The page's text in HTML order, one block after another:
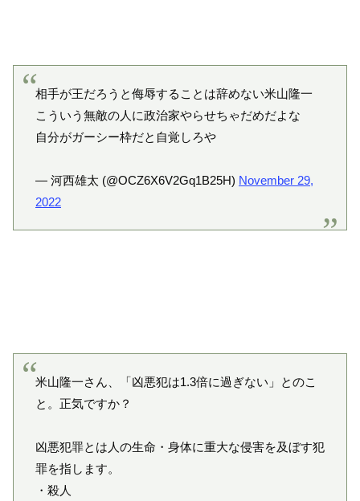
相手が王だろうと侮辱することは辞めない米山隆一
こういう無敵の人に政治家やらせちゃだめだよな
自分がガーシー枠だと自覚しろや
— 河西雄太 (@OCZ6X6V2Gq1B25H) November 29,
2022
米山隆一さん、「凶悪犯は1.3倍に過ぎない」とのこ
と。正気ですか？
凶悪犯罪とは人の生命・身体に重大な侵害を及ぼす犯
罪を指します。
・殺人